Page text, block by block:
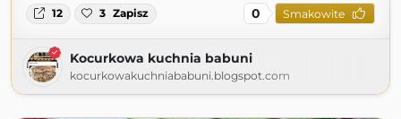
12 3 Zapisz 0 Smakowite
Kocurkowa kuchnia babuni
kocurkowakuchniababuni.blogspot.com